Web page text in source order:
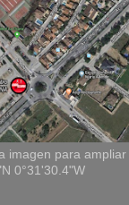
imagen para ampliar
0°31'30.4"W